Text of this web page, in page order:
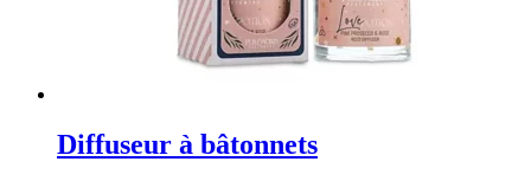
Diffuseur à bâtonnets